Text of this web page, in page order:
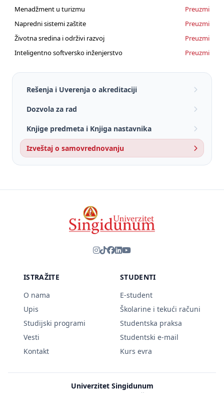
Rešenja i Uverenja o akreditaciji
Dozvola za rad
Knjige predmeta i Knjiga nastavnika
Izveštaj o samovrednovanju
Menadžment u turizmu
Preuzmi
Napredni sistemi zaštite
Preuzmi
Životna sredina i održivi razvoj
Preuzmi
Inteligentno softversko inženjerstvo
Preuzmi
ISTRAŽITE
O nama
Upis
Studijski programi
Vesti
Kontakt
STUDENTI
E-student
Školarine i tekući računi
Studentska praksa
Studentski e-mail
Kurs evra
Univerzitet Singidunum